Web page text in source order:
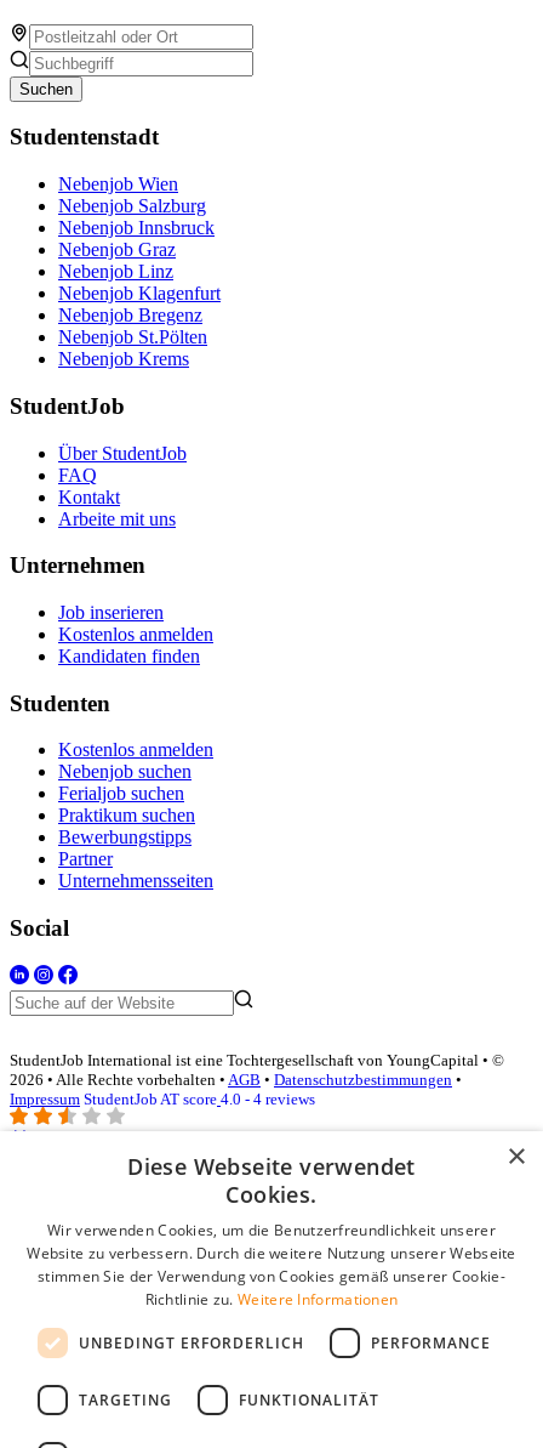
Suchen
Studentenstadt
Nebenjob Wien
Nebenjob Salzburg
Nebenjob Innsbruck
Nebenjob Graz
Nebenjob Linz
Nebenjob Klagenfurt
Nebenjob Bregenz
Nebenjob St.Pölten
Nebenjob Krems
StudentJob
Über StudentJob
FAQ
Kontakt
Arbeite mit uns
Unternehmen
Job inserieren
Kostenlos anmelden
Kandidaten finden
Studenten
Kostenlos anmelden
Nebenjob suchen
Ferialjob suchen
Praktikum suchen
Bewerbungstipps
Partner
Unternehmensseiten
Social
StudentJob International ist eine Tochtergesellschaft von YoungCapital • ©
2026 • Alle Rechte vorbehalten • AGB • Datenschutzbestimmungen •
Impressum StudentJob AT score 4.0 - 4 reviews
Login für Unternehmen
E-Mail*
Passwort
Angemeldet bleiben
Passwort vergessen?
Kostenloses Unternehmensprofil
×
Diese Webseite verwendet
Cookies.
Wir verwenden Cookies, um die Benutzerfreundlichkeit unserer
Website zu verbessern. Durch die weitere Nutzung unserer Webseite
stimmen Sie der Verwendung von Cookies gemäß unserer Cookie-
Richtlinie zu. Weitere Informationen
UNBEDINGT ERFORDERLICH PERFORMANCE
TARGETING FUNKTIONALITÄT